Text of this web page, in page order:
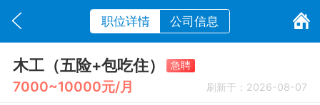
职位详情 公司信息
木工（五险+包吃住） 急聘
7000~10000元/月 刷新于：2026-08-07